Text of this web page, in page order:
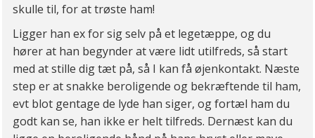
skulle til, for at trøste ham!
Ligger han ex for sig selv på et legetæppe, og du
hører at han begynder at være lidt utilfreds, så start
med at stille dig tæt på, så I kan få øjenkontakt. Næste
step er at snakke beroligende og bekræftende til ham,
evt blot gentage de lyde han siger, og fortæl ham du
godt kan se, han ikke er helt tilfreds. Dernæst kan du